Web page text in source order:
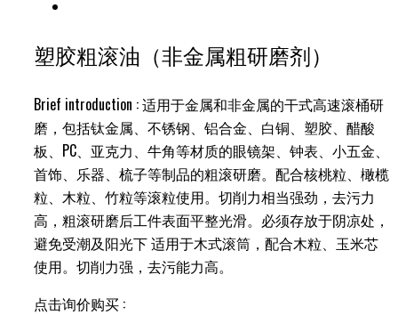
塑胶粗滚油（非金属粗研磨剂）
Brief introduction : 适用于金属和非金属的干式高速滚桶研
磨，包括钛金属、不锈钢、铝合金、白铜、塑胶、醋酸
板、PC、亚克力、牛角等材质的眼镜架、钟表、小五金、
首饰、乐器、梳子等制品的粗滚研磨。配合核桃粒、橄榄
粒、木粒、竹粒等滚粒使用。切削力相当强劲，去污力
高，粗滚研磨后工件表面平整光滑。必须存放于阴凉处，
避免受潮及阳光下 适用于木式滚筒，配合木粒、玉米芯
使用。切削力强，去污能力高。
点击询价购买 :